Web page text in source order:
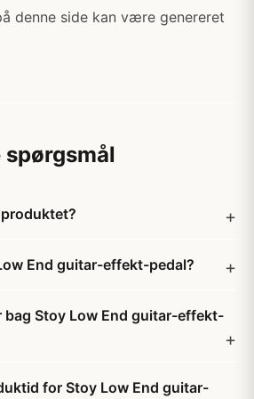
denne side kan være genereret
End guitar-effekt-pedal?
Stoy Low End guitar-effekt-
for Stoy Low End guitar-